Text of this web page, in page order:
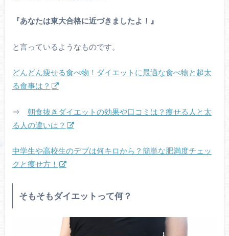
『あなたは東大合格に近づきましたよ！』
と言っているようなものです。
どんどん痩せる食べ物！ダイエットに最適な食べ物と超太
る食事は？
⇒ 朝食抜きダイエットの効果や口コミは？痩せる人と太
る人の違いは？
中学生や高校生のデブは何キロから？簡単な肥満度チェッ
クと痩せ方！
そもそもダイエットって何？